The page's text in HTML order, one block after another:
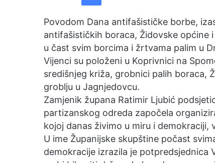
Povodom Dana antifašističke borbe,
antifašističkih boraca, Židovske općine
u čast svim borcima i žrtvama palim u
Vijenci su položeni u Koprivnici na
središnjeg križa, grobnici palih boraca,
groblju u Jagnjedovcu.
Zamjenik župana Ratimir Ljubić
partizanskog odreda započela
kojoj danas živimo u miru i
U ime Županijske skupštine počast
demokracije izrazila je potpredsjednica